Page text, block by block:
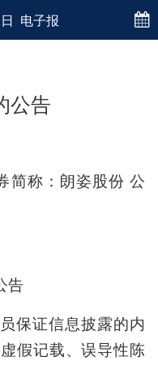
电子报
公告
简称：朗姿股份 公
告
保证信息披露的内
假记载、误导性陈